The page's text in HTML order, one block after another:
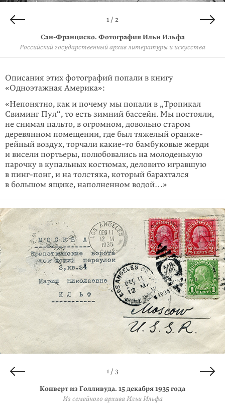
1 / 2
Сан-Франциско. Фотография Ильи Ильфа
Российский государственный архив литературы и искусства
2 / 2
Сан-Франциско. Фотография Ильи Ильфа
Российский государственный архив литературы и искусства
Описания этих фотографий попали в книгу
«Одноэтажная Америка»:
«Непонятно, как и почему мы попали в „Тропикал
Свиминг Пул“, то есть зимний бассейн. Мы постояли,
не снимая пальто, в огромном, довольно старом
деревянном помещении, где был тяжелый оранже­
рейный воздух, торчали какие-то бамбуковые жерди
и висели пор­тьеры, полюбовались на молоденькую
парочку в купальных костюмах, деловито игравшую
в пинг-понг, и на толстяка, который барахтался
в большом ящике, наполненном водой…»
1 / 3
Конверт из Голливуда. 15 декабря 1935 года
Из семейного архива Ильи Ильфа
2 / 3
Письмо из Голливуда. 15 декабря 1935 года
Из семейного архива Ильи Ильфа
3 / 3
Письмо из Голливуда. 15 декабря 1935 года
Из семейного архива Ильи Ильфа